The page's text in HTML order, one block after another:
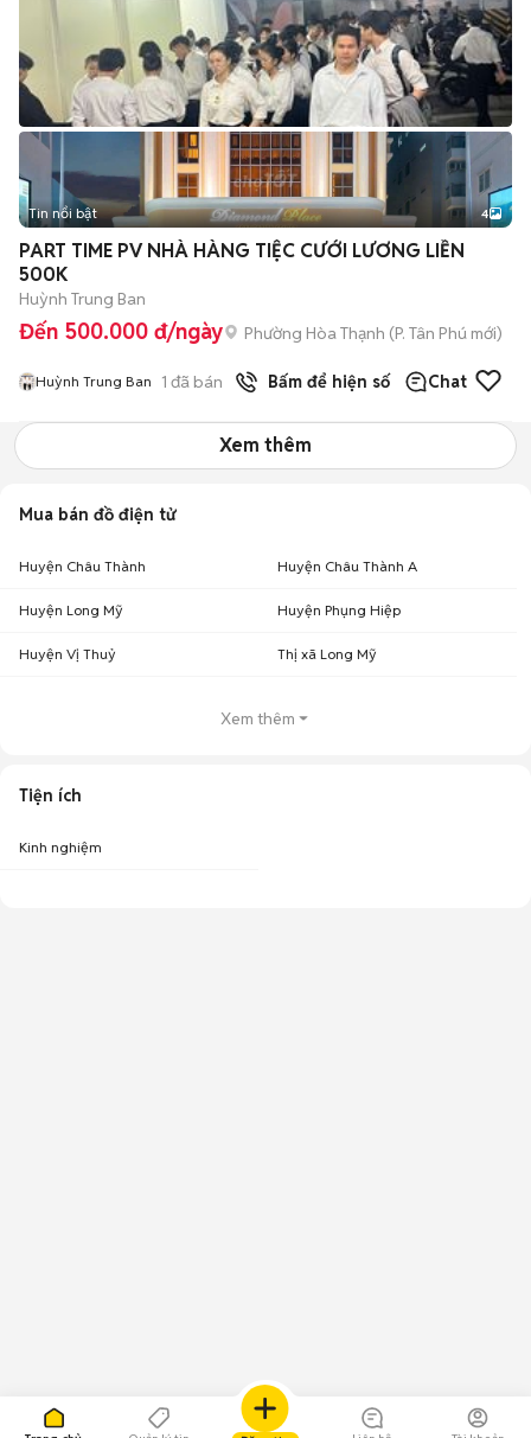
Tin nổi bật 4
PART TIME PV NHÀ HÀNG TIỆC CƯỚI LƯƠNG LIỀN
500K
Huỳnh Trung Ban
Đến 500.000 đ/ngày Phường Hòa Thạnh (P. Tân Phú mới)
Huỳnh Trung Ban 1 đã bán Bấm để hiện số Chat
Xem thêm
Mua bán đồ điện tử
Huyện Châu Thành Huyện Châu Thành A
Huyện Long Mỹ Huyện Phụng Hiệp
Huyện Vị Thuỷ Thị xã Long Mỹ
Xem thêm
Tiện ích
Kinh nghiệm